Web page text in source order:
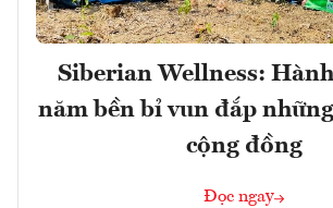
Siberian Wellness:
năm bền bỉ vun đắp
cộng đồng
Đọc ngay